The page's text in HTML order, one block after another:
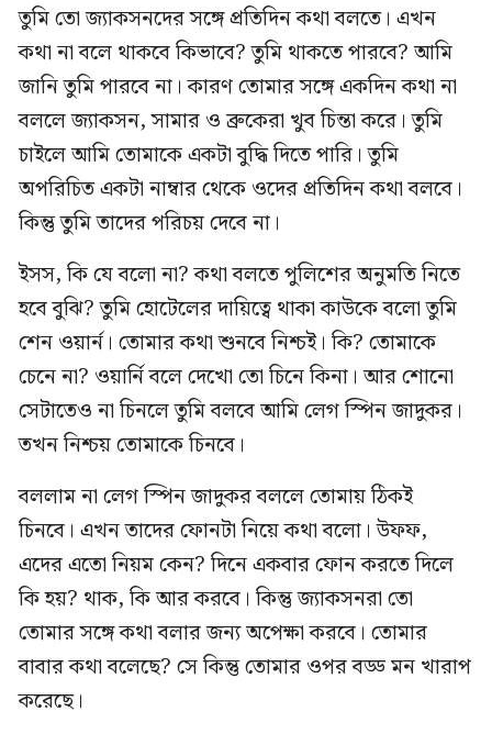
তুমি তো জ্যাকসনদের সঙ্গে প্রতিদিন কথা বলতে। এখন
কথা না বলে থাকবে কিভাবে? তুমি থাকতে পারবে? আমি
জানি তুমি পারবে না। কারণ তোমার সঙ্গে একদিন কথা না
বললে জ্যাকসন, সামার ও ব্রুকেরা খুব চিন্তা করে। তুমি
চাইলে আমি তোমাকে একটা বুদ্ধি দিতে পারি। তুমি
অপরিচিত একটা নাম্বার থেকে ওদের প্রতিদিন কথা বলবে।
কিন্তু তুমি তাদের পরিচয় দেবে না।
ইসস, কি যে বলো না? কথা বলতে পুলিশের অনুমতি নিতে
হবে ‍বুঝি? তুমি হোটেলের দায়িত্বে থাকা কাউকে বলো তুমি
শেন ওয়ার্ন। তোমার কথা শুনবে নিশ্চই। কি? তোমাকে
চেনে না? ওয়ার্নি বলে দেখো তো চিনে কিনা। আর শোনো
সেটাতেও না চিনলে তুমি বলবে আমি লেগ স্পিন জাদুকর।
তখন নিশ্চয় তোমাকে চিনবে।
বললাম না লেগ স্পিন জাদুকর বললে তোমায় ঠিকই
চিনবে। এখন তাদের ফোনটা নিয়ে কথা বলো। উফফ,
এদের এতো নিয়ম কেন? দিনে একবার ফোন করতে দিলে
কি হয়? থাক, কি আর করবে। কিন্তু জ্যাকসনরা তো
তোমার সঙ্গে কথা বলার জন্য অপেক্ষা করবে। তোমার
বাবার কথা বলেছে? সে কিন্তু তোমার ওপর বড্ড মন খারাপ
করেছে।